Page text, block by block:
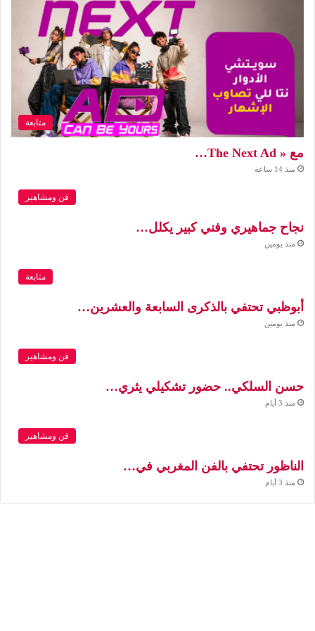
متابعة
مع « The Next Ad…
منذ 14 ساعة
فن ومشاهير
نجاح جماهيري وفني كبير يكلل…
منذ يومين
متابعة
أبوظبي تحتفي بالذكرى السابعة والعشرين…
منذ يومين
فن ومشاهير
حسن السلكي.. حضور تشكيلي يثري…
منذ 3 أيام
فن ومشاهير
الناظور تحتفي بالفن المغربي في…
منذ 3 أيام